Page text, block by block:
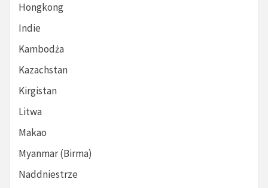
Hongkong
Indie
Kambodża
Kazachstan
Kirgistan
Litwa
Makao
Myanmar (Birma)
Naddniestrze